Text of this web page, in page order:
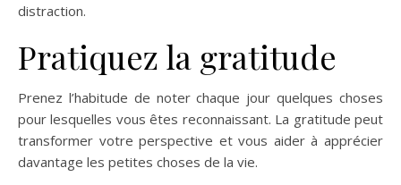
distraction.
Pratiquez la gratitude
Prenez l’habitude de noter chaque jour quelques choses
pour lesquelles vous êtes reconnaissant. La gratitude peut
transformer votre perspective et vous aider à apprécier
davantage les petites choses de la vie.